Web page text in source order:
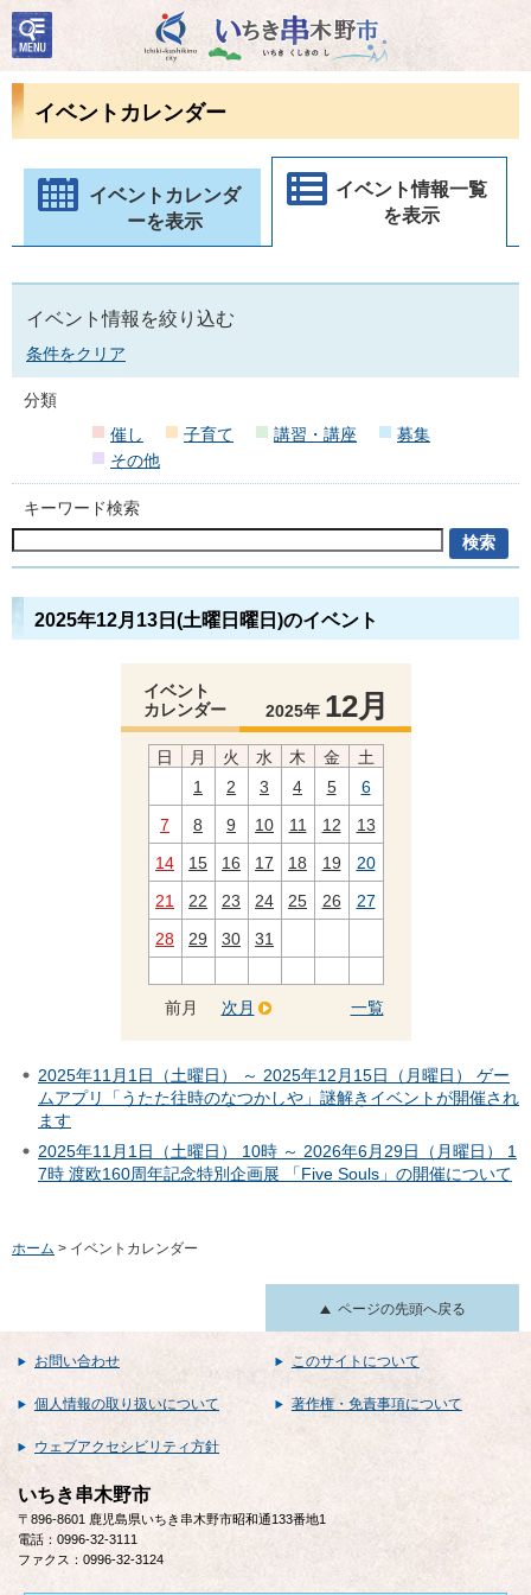
いちき串木野市
検
索・
共通
ューイベントカレンダー
イベントカレンダ
ーを表示
イベント情報一覧
を表示
イベント情報を絞り込む
条件をクリア
分類
催し
子育て 講習・講座
募集
その他
キーワード検索
2025年12月13日(土曜日曜日)のイベント
イベント
カレンダー
2025年 12月
日 月 火 水 木 金
土
1
2 3 4 5
6
7
8 9 10 11 12
13
14
15 16 17 18 19
20
21
22 23 24 25 26
27
28
29 30 31
前月 一覧
次月
2025年11月1日（土曜日） ～ 2025年12月15日（月曜日） ゲー
ムアプリ「うたた往時のなつかしや」謎解きイベントが開催され
ます
2025年11月1日（土曜日） 10時 ～ 2026年6月29日（月曜日） 1
7時 渡欧160周年記念特別企画展 「Five Souls」の開催について
ホーム > イベントカレンダー
ページの先頭へ戻る
お問い合わせ このサイトについて
個人情報の取り扱いについて 著作権・免責事項について
ウェブアクセシビリティ方針
いちき串木野市
〒896-8601 鹿児島県いちき串木野市昭和通133番地1
電話：0996-32-3111
ファクス：0996-32-3124